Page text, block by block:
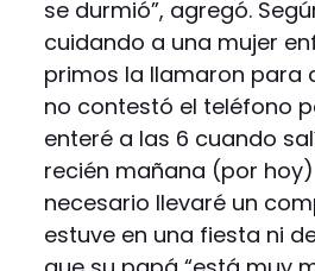
se durmió”, agregó.
cuidando a una mujer
primos la llamaron para
no contestó el teléfono
enteré a las 6 cuando
recién mañana (por
necesario llevaré un
estuve en una fiesta ni